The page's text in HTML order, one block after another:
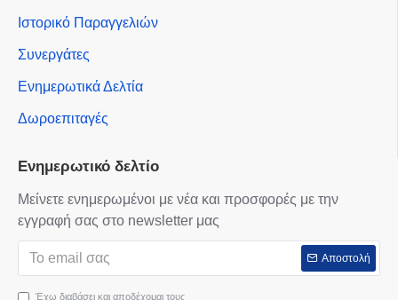
Ιστορικό Παραγγελιών
Συνεργάτες
Ενημερωτικά Δελτία
Δωροεπιταγές
Ενημερωτικό δελτίο
Μείνετε ενημερωμένοι με νέα και προσφορές με την
εγγραφή σας στο newsletter μας
Αποστολή
Έχω διαβάσει και αποδέχομαι τους